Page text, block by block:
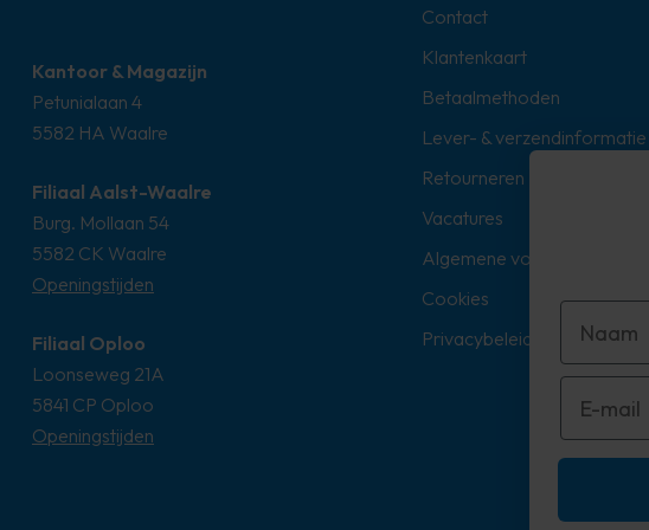
Kantoor & Magazijn
Petunialaan 4
5582 HA Waalre
Filiaal Aalst-Waalre
Burg. Mollaan 54
5582 CK Waalre
Openingstijden
Filiaal Oploo
Loonseweg 21A
5841 CP Oploo
Openingstijden
Contact
Klantenkaart
Betaalmethoden
Lever- & verzendinformatie
Retourneren
Vacatures
Algemene voorwaarden
Cookies
Privacybeleid